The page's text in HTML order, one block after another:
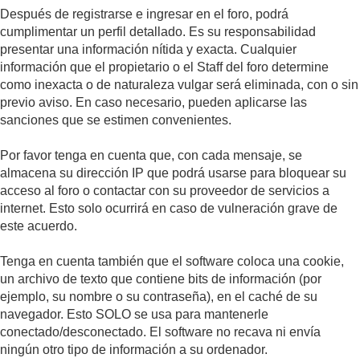
Después de registrarse e ingresar en el foro, podrá
cumplimentar un perfil detallado. Es su responsabilidad
presentar una información nítida y exacta. Cualquier
información que el propietario o el Staff del foro determine
como inexacta o de naturaleza vulgar será eliminada, con o sin
previo aviso. En caso necesario, pueden aplicarse las
sanciones que se estimen convenientes.
Por favor tenga en cuenta que, con cada mensaje, se
almacena su dirección IP que podrá usarse para bloquear su
acceso al foro o contactar con su proveedor de servicios a
internet. Esto solo ocurrirá en caso de vulneración grave de
este acuerdo.
Tenga en cuenta también que el software coloca una cookie,
un archivo de texto que contiene bits de información (por
ejemplo, su nombre o su contraseña), en el caché de su
navegador. Esto SOLO se usa para mantenerle
conectado/desconectado. El software no recava ni envía
ningún otro tipo de información a su ordenador.